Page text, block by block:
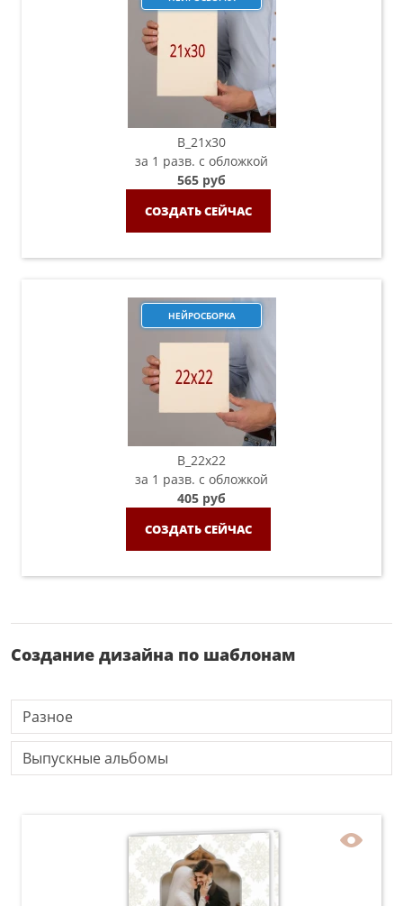
B_21х30
за 1 разв. с обложкой
565 руб
СОЗДАТЬ СЕЙЧАС
НЕЙРОСБОРКА
B_22х22
за 1 разв. с обложкой
405 руб
СОЗДАТЬ СЕЙЧАС
Создание дизайна по шаблонам
Разное
Выпускные альбомы